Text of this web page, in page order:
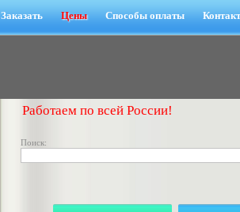
Заказать Цены Способы оплаты
Работаем по всей России!
Поиск: